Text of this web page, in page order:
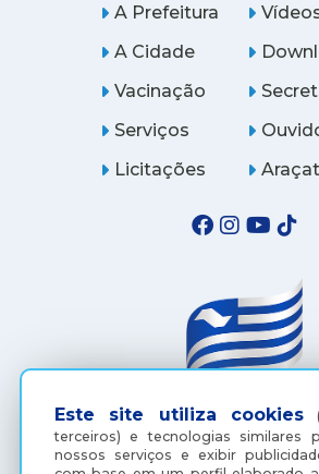
Este site utiliza cookies
terceiros) e tecnologias similares
nossos serviços e exibir
A Prefeitura
A Cidade
Vacinação
Serviços
Licitações
(18) 3607-6500